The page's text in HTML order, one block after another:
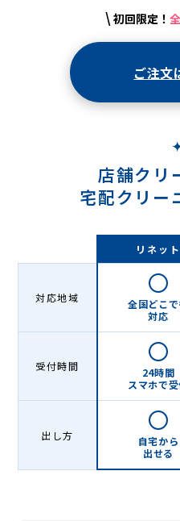
\ 初回限定！
ご注文
店舗クリ
宅配クリー
リネット
対応地域
全国どこで
対応
受付時間
24時間
スマホで
出し方
自宅から
出せる